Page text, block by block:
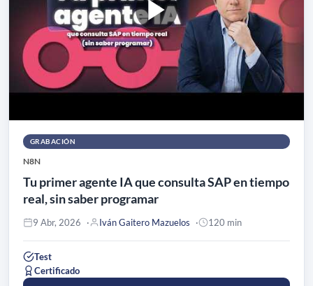
GRABACIÓN
N8N
Tu primer agente IA que consulta SAP en tiempo
real, sin saber programar
9 Abr, 2026 Iván Gaitero Mazuelos 120 min
Test
Certificado